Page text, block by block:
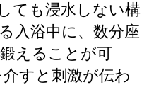
ても浸水しない構
入浴中に、数分座
えることが可
すと刺激が伝わ